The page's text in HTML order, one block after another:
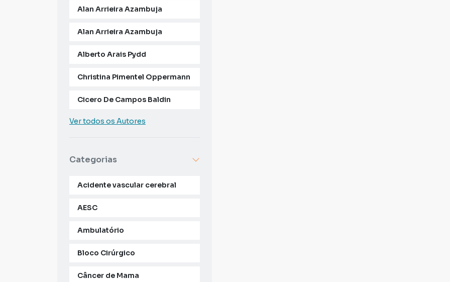
Alan Arrieira Azambuja
Alan Arrieira Azambuja
Alberto Arais Pydd
Christina Pimentel Oppermann
Cicero De Campos Baldin
Ver todos os Autores
Categorias
Acidente vascular cerebral
AESC
Ambulatório
Bloco Cirúrgico
Câncer de Mama